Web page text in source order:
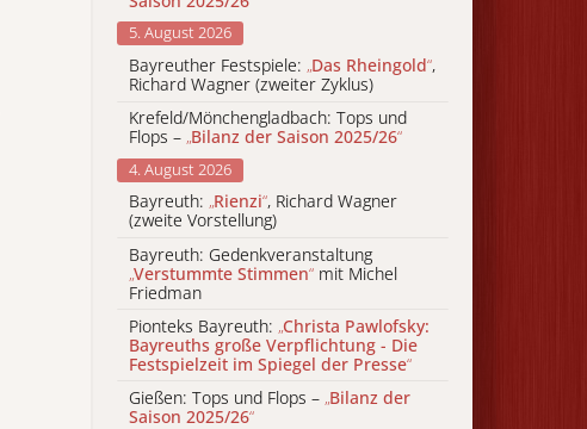
5. August 2026
Bayreuther Festspiele: „Das Rheingold“,
Richard Wagner (zweiter Zyklus)
Krefeld/Mönchengladbach: Tops und
Flops – „Bilanz der Saison 2025/26“
4. August 2026
Bayreuth: „Rienzi“, Richard Wagner
(zweite Vorstellung)
Bayreuth: Gedenkveranstaltung
„Verstummte Stimmen“ mit Michel
Friedman
Pionteks Bayreuth: „Christa Pawlofsky:
Bayreuths große Verpflichtung - Die
Festspielzeit im Spiegel der Presse“
Gießen: Tops und Flops – „Bilanz der
Saison 2025/26“